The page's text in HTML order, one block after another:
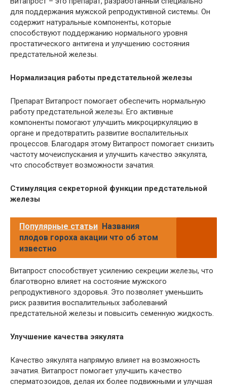
для поддержания мужской репродуктивной системы. Он
содержит натуральные компоненты, которые
способствуют поддержанию нормального уровня
простатического антигена и улучшению состояния
предстательной железы.
Нормализация работы предстательной железы
Препарат Витапрост помогает обеспечить нормальную
работу предстательной железы. Его активные
компоненты помогают улучшить микроциркуляцию в
органе и предотвратить развитие воспалительных
процессов. Благодаря этому Витапрост помогает снизить
частоту мочеиспускания и улучшить качество эякулята,
что способствует возможности зачатия.
Стимуляция секреторной функции предстательной
железы
Популярные статьи Названия
плодов гороха акации что об этом
известно
Витапрост способствует усилению секреции железы, что
благотворно влияет на состояние мужского
репродуктивного здоровья. Это позволяет уменьшить
риск развития воспалительных заболеваний
предстательной железы и повысить семенную жидкость.
Улучшение качества эякулята
Качество эякулята напрямую влияет на возможность
зачатия. Витапрост помогает улучшить качество
сперматозоидов, делая их более подвижными и улучшая